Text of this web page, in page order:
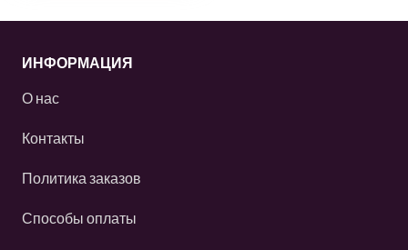
ИНФОРМАЦИЯ
О нас
Контакты
Политика заказов
Способы оплаты